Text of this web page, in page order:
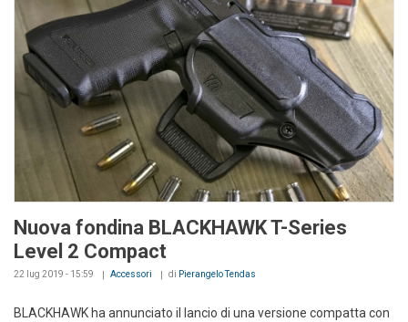
Nuova fondina BLACKHAWK T-Series
Level 2 Compact
22 lug 2019 - 15:59 Accessori di Pierangelo Tendas
BLACKHAWK ha annunciato il lancio di una versione compatta con